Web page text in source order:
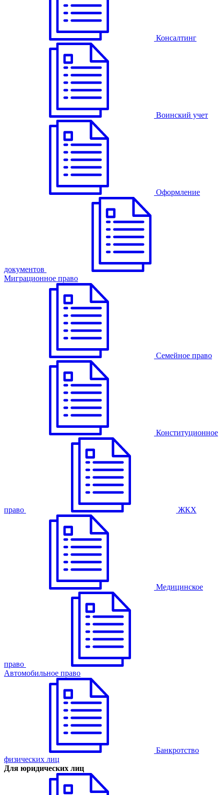
Консалтинг
Воинский учет
Оформление
документов
Миграционное право
Семейное право
Конституционное
право ЖКХ
Медицинское
право
Автомобильное право
Банкротство
физических лиц
Для юридических лиц